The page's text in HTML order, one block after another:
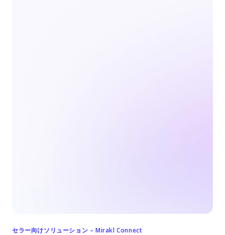
セラー向けソリューション – Mirakl Connect